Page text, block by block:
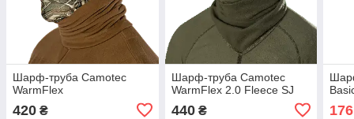
Шарф-труба Camotec
WarmFlex
420 ₴
Шарф-труба Camotec
WarmFlex 2.0 Fleece SJ
440₴